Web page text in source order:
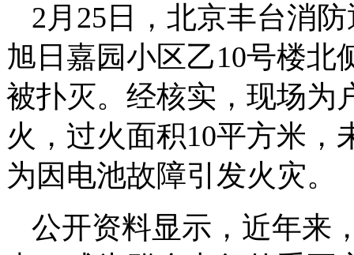
2月25日，北京丰台消
旭日嘉园小区乙10号楼北
被扑灭。经核实，现场为
火，过火面积10平方米，
为因电池故障引发火灾。
公开资料显示，近年来